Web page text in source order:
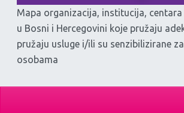
Mapa organizacija, institucija,
u Bosni i Hercegovini koje pružaju
pružaju usluge i/ili su senzibilizirane
osobama